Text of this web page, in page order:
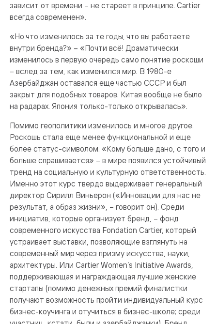
зависит от времени – не стареет в принципе. Cartier
всегда современен».
«Но что изменилось за те годы, что вы работаете
внутри бренда?» – «Почти всё! Драматически
изменилось в первую очередь само понятие роскоши
– вслед за тем, как изменился мир. В 1980-е
Азербайджан оставался еще частью СССР и был
закрыт для подобных товаров. Китая вообще не было
на радарах. Япония только-только открывалась».
Помимо геополитики изменилось и многое другое.
Роскошь стала еще менее функциональной и еще
более статус-символом. «Кому больше дано, с того и
больше спрашивается» – в мире появился устойчивый
тренд на социальную и культурную ответственность.
Именно этот курс твердо выдерживает генеральный
директор Сирилл Виньерон («Инновации для нас не
результат, а образ жизни», – говорит он). Среди
инициатив, которые организует бренд, – фонд
современного искусства Fondation Cartier, который
устраивает выставки, позволяющие взглянуть на
современный мир через призму искусства, науки,
архитектуры. Или Cartier Women’s Initiative Awards,
поддерживающая и награждающая лучшие женские
стартапы (помимо денежных премий финалистки
получают возможность пройти индивидуальный курс
бизнес-коучинга и отучиться в бизнес-школе; среди